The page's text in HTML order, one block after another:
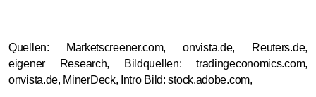
Quellen:
Marketscreener.com, onvista.de, Reuters.de,
eigener Research, Bildquellen: tradingeconomics.com,
onvista.de, MinerDeck, Intro Bild: stock.adobe.com,